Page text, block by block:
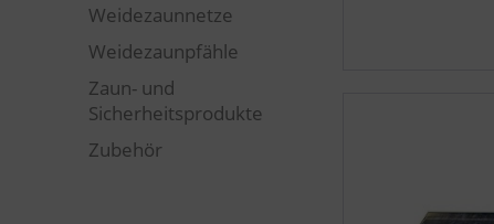
Weidezaunnetze
Weidezaunpfähle
Zaun- und
Sicherheitsprodukte
Zubehör